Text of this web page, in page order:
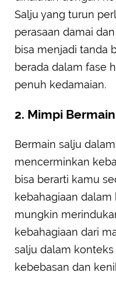
Salju yang turun
perasaan damai
bisa menjadi tanda
berada dalam fase
penuh kedamaian.
2. Mimpi
Bermain salju
mencerminkan
bisa berarti kamu
kebahagiaan
mungkin
kebahagiaan dari
salju dalam
kebebasan dan